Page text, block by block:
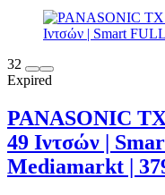
32
Expired
PANASONIC
49 Ιντσών |
Mediamarkt |